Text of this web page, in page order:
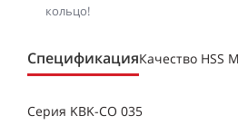
кольцо!
СпецификацияКачество HSS
Серия KBK-CO 035